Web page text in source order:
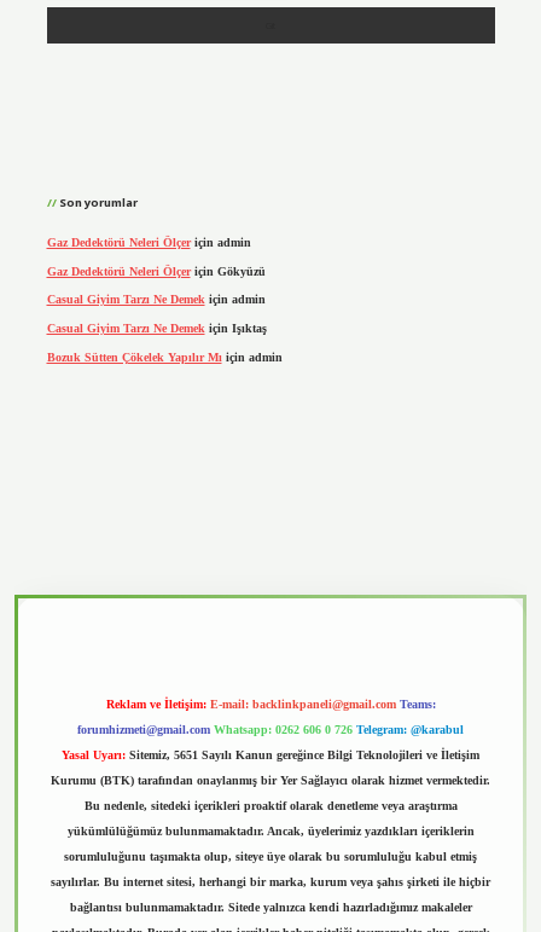
Son yorumlar
Gaz Dedektörü Neleri Ölçeriçin admin
Gaz Dedektörü Neleri Ölçeriçin Gökyüzü
Casual Giyim Tarzı Ne Demekiçin admin
Casual Giyim Tarzı Ne Demek için Işıktaş
Bozuk Sütten Çökelek Yapılır Mı için admin
Reklam ve İletişim: E-mail: backlinkpaneli@gmail.com Teams:
forumhizmeti@gmail.com Whatsapp: 0262 606 0 726 Telegram: @karabul
Yasal Uyarı: Sitemiz, 5651 Sayılı Kanun gereğince Bilgi Teknolojileri ve İletişim
Kurumu (BTK) tarafından onaylanmış bir Yer Sağlayıcı olarak hizmet vermektedir.
Bu nedenle, sitedeki içerikleri proaktif olarak denetleme veya araştırma
yükümlülüğümüz bulunmamaktadır. Ancak, üyelerimiz yazdıkları içeriklerin
sorumluluğunu taşımakta olup, siteye üye olarak bu sorumluluğu kabul etmiş
sayılırlar. Bu internet sitesi, herhangi bir marka, kurum veya şahıs şirketi ile hiçbir
bağlantısı bulunmamaktadır. Sitede yalnızca kendi hazırladığımız makaleler